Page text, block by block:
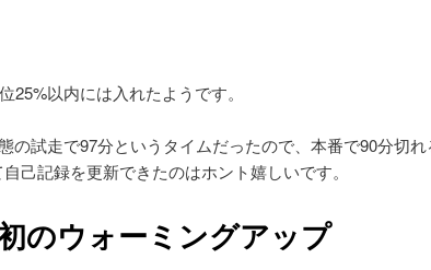
以内には入れたようです。
の試走で97分というタイムだったので、本番で90分切れ
己記録を更新できたのはホント嬉しいです。
のウォーミングアップ